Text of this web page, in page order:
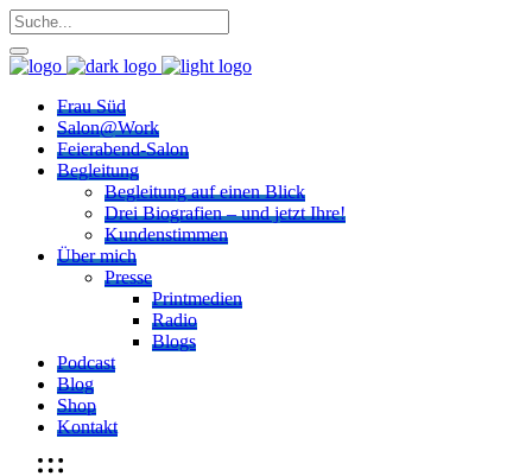
Frau Süd
Salon@Work
Feierabend-Salon
Begleitung
Begleitung auf einen Blick
Drei Biografien – und jetzt Ihre!
Kundenstimmen
Über mich
Presse
Printmedien
Radio
Blogs
Podcast
Blog
Shop
Kontakt